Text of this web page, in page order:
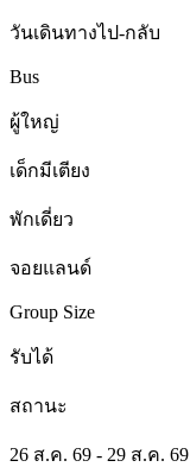
วันเดินทางไป-กลับ
Bus
ผู้ใหญ่
เด็กมีเตียง
พักเดี่ยว
จอยแลนด์
Group Size
รับได้
สถานะ
26 ส.ค. 69 - 29 ส.ค. 69